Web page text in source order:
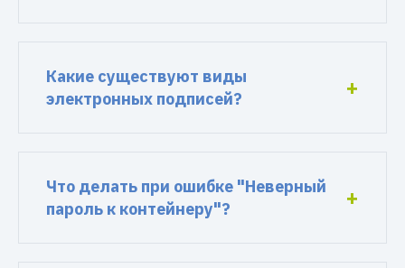
Какие существуют виды
электронных подписей?
Что делать при ошибке "Неверный
пароль к контейнеру"?